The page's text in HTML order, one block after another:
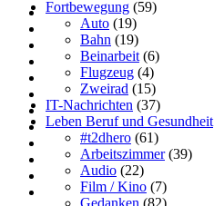
Fortbewegung (59)
Auto (19)
Bahn (19)
Beinarbeit (6)
Flugzeug (4)
Zweirad (15)
IT-Nachrichten (37)
Leben Beruf und Gesundheit
#t2dhero (61)
Arbeitszimmer(39)
Audio (22)
Film / Kino (7)
Gedanken (82)